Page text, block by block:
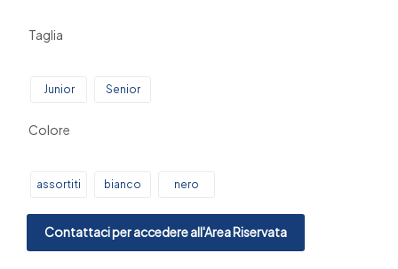
Taglia
Junior Senior
Colore
assortiti bianco nero
Contattaci per accedere all'Area Riservata